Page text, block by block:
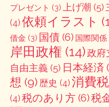
プレゼント (3) 上げ潮 (5)
(4)依頼イラスト
借金 (3) 国債 (6) 国際関係
岸田政権 (14)政府
自由主義 (5) 日本経済
想 (9) 歴史 (4)消費税
(4)税のあり方 (6)税